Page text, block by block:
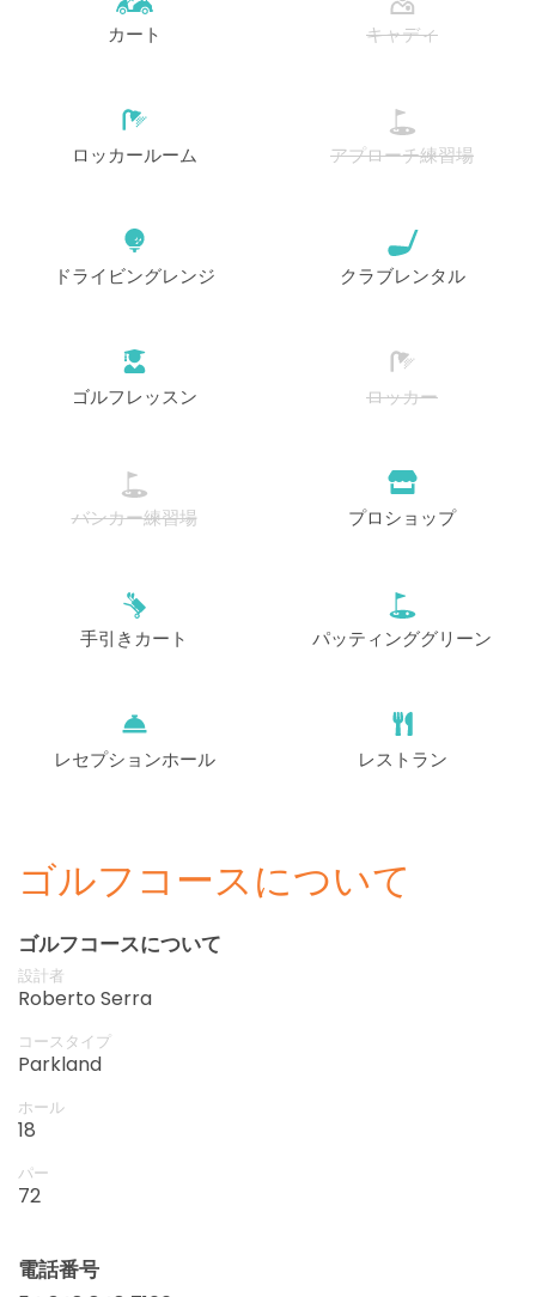
カート キャディ
ロッカールーム アプローチ練習場
ドライビングレンジ クラブレンタル
ゴルフレッスン ロッカー
バンカー練習場 プロショップ
手引きカート パッティンググリーン
レセプションホール レストラン
ゴルフコースについて
ゴルフコースについて
設計者
Roberto Serra
コースタイプ
Parkland
ホール
18
パー
72
電話番号